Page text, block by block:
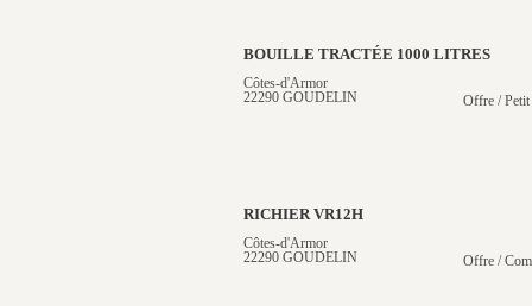
BOUILLE TRACTÉE 1000 LITRES
Côtes-d'Armor
22290 GOUDELIN
Offre / Petit
RICHIER VR12H
Côtes-d'Armor
22290 GOUDELIN
Offre /